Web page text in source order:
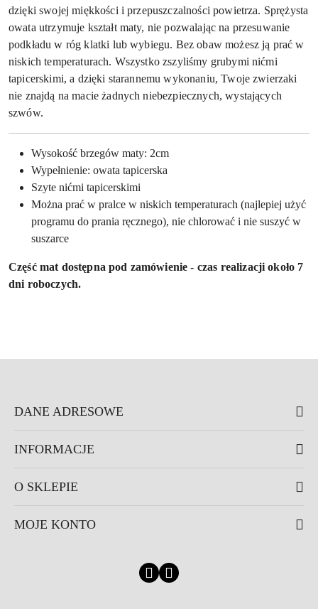
dzięki swojej miękkości i przepuszczalności powietrza. Sprężysta
owata utrzymuje kształt maty, nie pozwalając na przesuwanie
podkładu w róg klatki lub wybiegu. Bez obaw możesz ją prać w
niskich temperaturach. Wszystko zszyliśmy grubymi nićmi
tapicerskimi, a dzięki starannemu wykonaniu, Twoje zwierzaki
nie znajdą na macie żadnych niebezpiecznych, wystających
szwów.
Wysokość brzegów maty: 2cm
Wypełnienie: owata tapicerska
Szyte nićmi tapicerskimi
Można prać w pralce w niskich temperaturach (najlepiej użyć
programu do prania ręcznego), nie chlorować i nie suszyć w
suszarce
Część mat dostępna pod zamówienie - czas realizacji około 7
dni roboczych.
DANE ADRESOWE
INFORMACJE
O SKLEPIE
MOJE KONTO